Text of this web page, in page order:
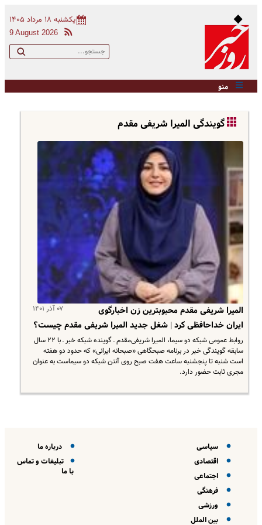
یکشنبه ۱۸ مرداد ۱۴۰۵
9 August 2026
منو
گویندگی المیرا شریفی مقدم
۰۷ آذر ۱۴۰۱
المیرا شریفی مقدم محبوبترین زن اخبارگوی
ایران خداحافظی کرد | شغل جدید المیرا شریفی مقدم چیست؟
روابط عمومی شبکه دو سیما، المیرا شریفی‌مقدم ـ گوینده شبکه خبر ـ با ۲۲ سال
سابقه گویندگی خبر در برنامه صبحگاهی «صبحانه ایرانی» که حدود دو هفته
است شنبه تا پنجشنبه ساعت هفت صبح روی آنتن شبکه دو سیماست به عنوان
مجری ثابت حضور دارد.
سیاسی
اقتصادی
اجتماعی
فرهنگی
ورزشی
بین الملل
درباره ما
تبلیغات و تماس
با ما